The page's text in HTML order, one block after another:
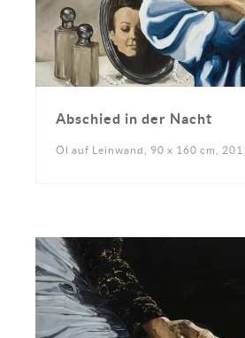
Abschied in der Nacht
Öl auf Leinwand, 90 x 160 cm,